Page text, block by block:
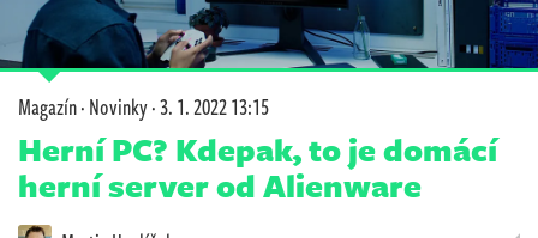
Soutěže
Magazín·Novinky·3. 1. 2022 13:15
Herní PC? Kdepak, to je domácí
herní server od Alienware